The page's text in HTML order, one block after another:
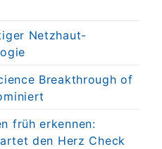
Netzhaut-
Breakthrough of
früh erkennen:
den Herz Check